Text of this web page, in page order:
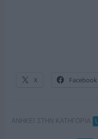
X Facebook
ΑΝΗΚΕΙ ΣΤΗΝ ΚΑΤΗΓΟΡΙΑ: